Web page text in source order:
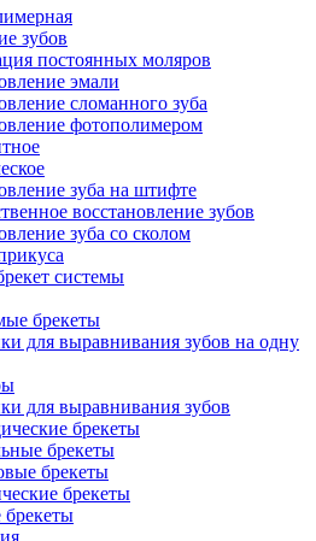
зубов
постоянных моляров
эмали
сломанного зуба
фотополимером
зуба на штифте
восстановление зубов
зуба со сколом
системы
брекеты
для выравнивания зубов на одну
для выравнивания зубов
брекеты
брекеты
брекеты
брекеты